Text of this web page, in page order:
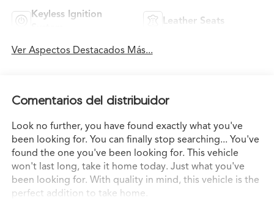
Keyless Ignition
Leather Seats
Ver Aspectos Destacados Más...
Comentarios del distribuidor
Look no further, you have found exactly what you've
been looking for. You can finally stop searching... You've
found the one you've been looking for. This vehicle
won't last long, take it home today. Just what you've
been looking for. With quality in mind, this vehicle is the
perfect addition to take home.